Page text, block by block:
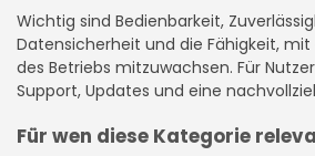
Wichtig sind Bedienbarkeit,
Datensicherheit und die Fähigkeit,
des Betriebs mitzuwachsen. Für
Support, Updates und eine
Für wen diese Kategorie